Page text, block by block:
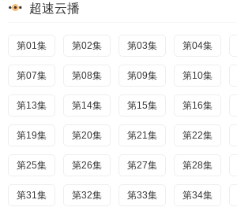
超速云播
第01集 第02集 第03集 第04集
第07集 第08集 第09集 第10集
第13集 第14集 第15集 第16集
第19集 第20集 第21集 第22集
第25集 第26集 第27集 第28集
第31集 第32集 第33集 第34集